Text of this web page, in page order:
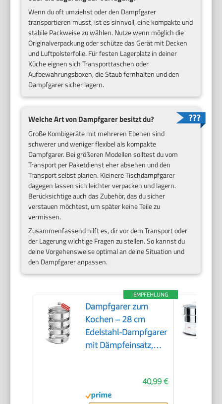
Wenn du oft umziehst oder den Dampfgarer
transportieren musst, ist es sinnvoll, eine kompakte und
stabile Packweise zu wählen. Nutze wenn möglich die
Originalverpackung oder schütze das Gerät mit Decken
und Luftpolsterfolie. Für festen Lagerplatz in deiner
Küche eignen sich Transporttaschen oder
Aufbewahrungsboxen, die Staub fernhalten und den
Dampfgarer sicher lagern.
Welche Art von Dampfgarer besitzt du?
Große Kombigeräte mit mehreren Ebenen sind
schwerer und weniger flexibel als kompakte
Dampfgarer. Bei größeren Modellen solltest du vom
Transport per Paketdienst eher absehen und den
Transport selbst planen. Kleinere Tischdampfgarer
dagegen lassen sich leichter verpacken und lagern.
Berücksichtige auch das Zubehör, das du sicher
verstauen möchtest, um später keine Teile zu
vermissen.
Zusammenfassend hilft es, dir vor dem Transport oder
der Lagerung wichtige Fragen zu stellen. So kannst du
deine Vorgehensweise optimal an deine Situation und
den Dampfgarer anpassen.
EMPFEHLUNG
Dampfgarer zum
Kochen – 28 cm
Edelstahl-Dampfgarer
mit Dämpfeinsatz,
Deckel zum Garen von
Gemüse,
40,99 €